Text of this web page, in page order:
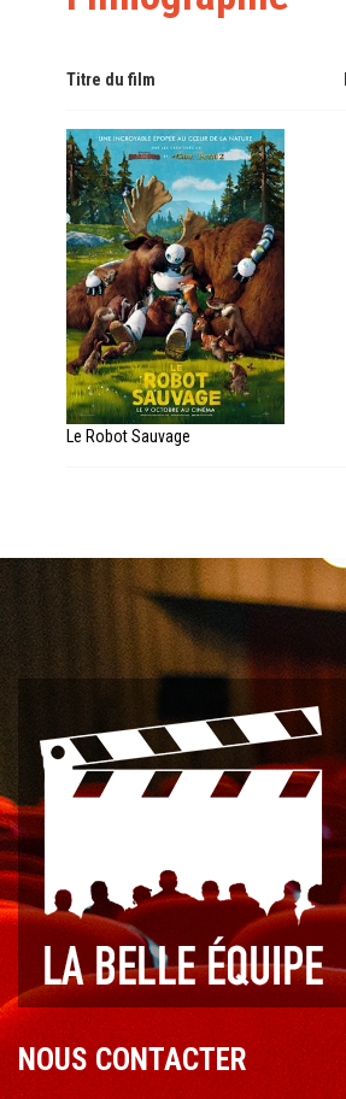
Titre du film
Le Robot Sauvage
NOUS CONTACTER